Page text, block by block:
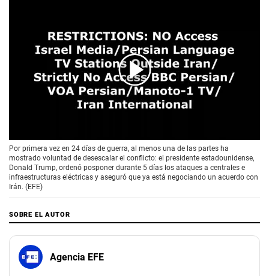
Por primera vez en 24 días de guerra, al menos una de las partes ha
mostrado voluntad de desescalar el conflicto: el presidente estadounidense,
Donald Trump, ordenó posponer durante 5 días los ataques a centrales e
infraestructuras eléctricas y aseguró que ya está negociando un acuerdo con
Irán. (EFE)
SOBRE EL AUTOR
Agencia EFE